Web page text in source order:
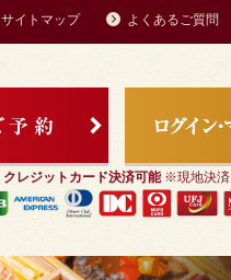
サイトマップ よくあるご質問
クレジットカード決済可能 ※現地決済
お客様の声
価格から選ぶ